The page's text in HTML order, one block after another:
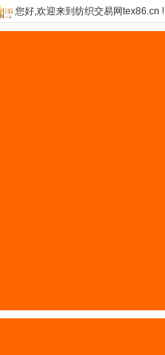
您好,欢迎来到纺织交易网tex86.cn !